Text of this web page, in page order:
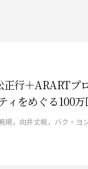
行＋ARARTプ
をめぐる100万
，向井丈視，バク・ヨ